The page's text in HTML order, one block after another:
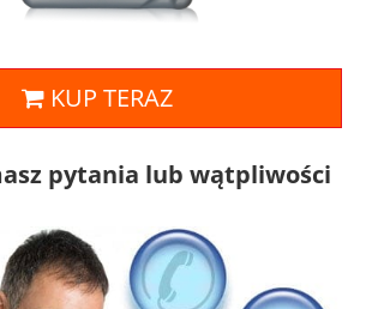
KUP TERAZ
pytania lub wątpliwości